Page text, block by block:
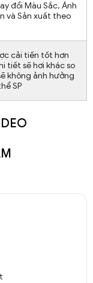
đổi Màu Sắc, Ánh
và Sản xuất theo
cải tiến tốt hơn
tiết sẽ hơi khác so
không ảnh hưởng
SP